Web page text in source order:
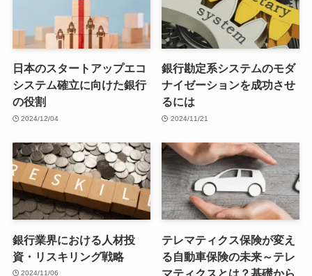
日本のスタートアップエコ
システム確立に向けた銀行
の役割
2024/12/04
銀行勘定系システムのモダ
ナイゼーションを成功させ
るには
2024/11/21
銀行業界における人材投
資・リスキリング戦略
2024/11/06
テレマティクス保険が変え
る自動車保険の未来～テレ
マティクスとは？基礎から